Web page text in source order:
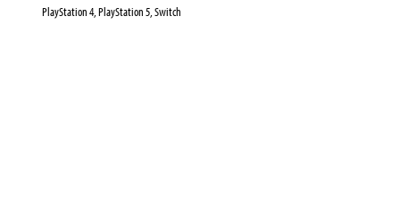
PlayStation 4, PlayStation 5, Switch